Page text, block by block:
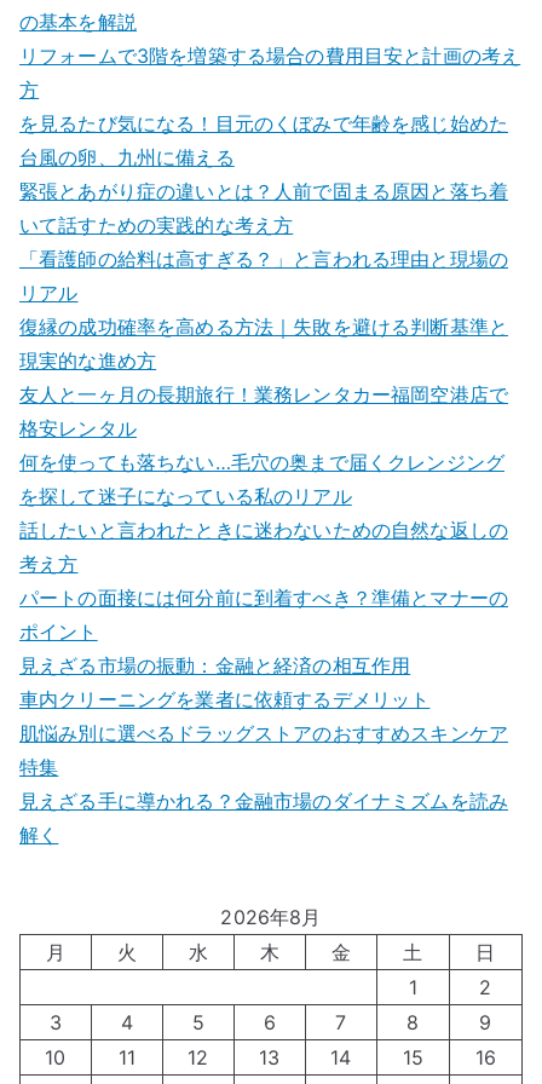
の基本を解説
リフォームで3階を増築する場合の費用目安と計画の考え
方
を見るたび気になる！目元のくぼみで年齢を感じ始めた
台風の卵、九州に備える
緊張とあがり症の違いとは？人前で固まる原因と落ち着
いて話すための実践的な考え方
「看護師の給料は高すぎる？」と言われる理由と現場の
リアル
復縁の成功確率を高める方法｜失敗を避ける判断基準と
現実的な進め方
友人と一ヶ月の長期旅行！業務レンタカー福岡空港店で
格安レンタル
何を使っても落ちない…毛穴の奥まで届くクレンジング
を探して迷子になっている私のリアル
話したいと言われたときに迷わないための自然な返しの
考え方
パートの面接には何分前に到着すべき？準備とマナーの
ポイント
見えざる市場の振動：金融と経済の相互作用
車内クリーニングを業者に依頼するデメリット
肌悩み別に選べるドラッグストアのおすすめスキンケア
特集
見えざる手に導かれる？金融市場のダイナミズムを読み
解く
2026年8月
月
火 水 木 金 土
日
1
2
3
4 5 6 7 8
9
10
11 12 13 14 15
16